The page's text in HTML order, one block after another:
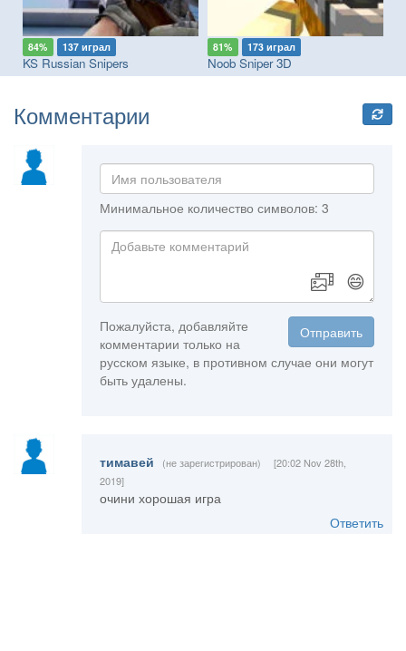
84% 137 играл
KS Russian Snipers
81% 173 играл
Noob Sniper 3D
Комментарии
Минимальное количество символов: 3
😄
Отправить
Пожалуйста, добавляйте
комментарии только на
русском языке, в противном случае они могут
быть удалены.
тимавей (не зарегистрирован)
[20:02 Nov 28th,
2019]
очини хорошая игра
Ответить